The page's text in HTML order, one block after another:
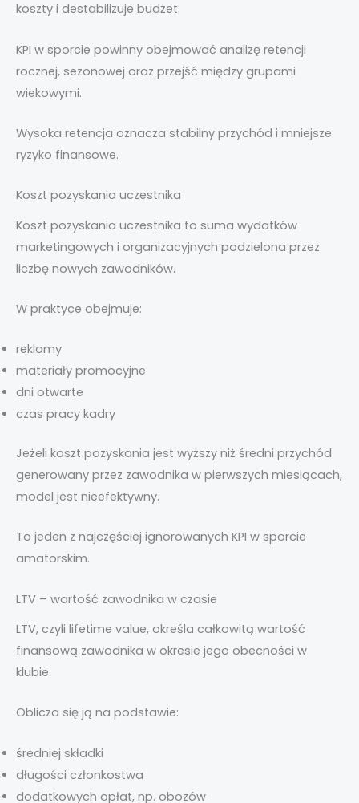
koszty i destabilizuje budżet.
KPI w sporcie powinny obejmować analizę retencji
rocznej, sezonowej oraz przejść między grupami
wiekowymi.
Wysoka retencja oznacza stabilny przychód i mniejsze
ryzyko finansowe.
Koszt pozyskania uczestnika
Koszt pozyskania uczestnika to suma wydatków
marketingowych i organizacyjnych podzielona przez
liczbę nowych zawodników.
W praktyce obejmuje:
reklamy
materiały promocyjne
dni otwarte
czas pracy kadry
Jeżeli koszt pozyskania jest wyższy niż średni przychód
generowany przez zawodnika w pierwszych miesiącach,
model jest nieefektywny.
To jeden z najczęściej ignorowanych KPI w sporcie
amatorskim.
LTV – wartość zawodnika w czasie
LTV, czyli lifetime value, określa całkowitą wartość
finansową zawodnika w okresie jego obecności w
klubie.
Oblicza się ją na podstawie:
średniej składki
długości członkostwa
dodatkowych opłat, np. obozów